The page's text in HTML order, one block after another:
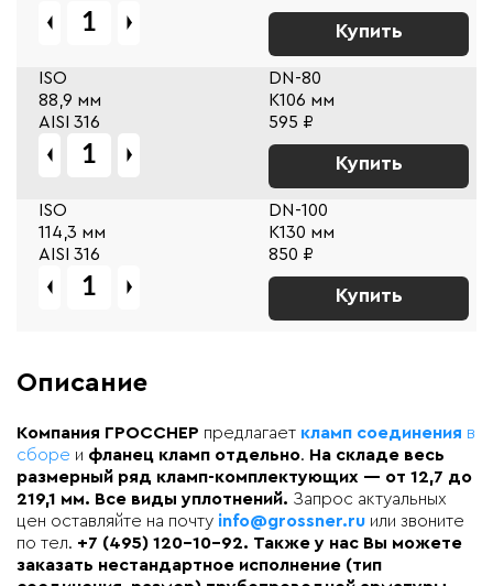
Купить
ISO
DN-80
88,9 мм
К106 мм
AISI 316
595 ₽
Купить
ISO
DN-100
114,3 мм
К130 мм
AISI 316
850 ₽
Купить
Описание
Компания ГРОССНЕР предлагает кламп соединения в
сборе и фланец кламп отдельно. На складе весь
размерный ряд кламп-комплектующих — от 12,7 до
219,1 мм. Все виды уплотнений. Запрос актуальных
цен оставляйте на почту info@grossner.ru или звоните
по тел. +7 (495) 120-10-92. Также у нас Вы можете
заказать нестандартное исполнение (тип